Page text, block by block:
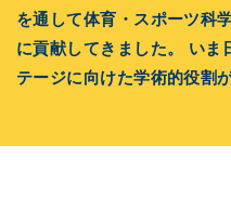
を通して体育・スポーツ科
に貢献してきました。
いま
テージに向けた学術的役割